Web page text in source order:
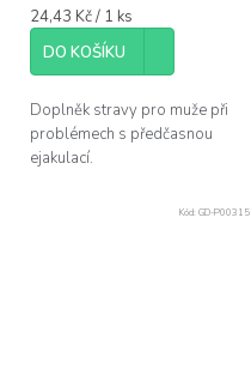
Měrná
cena:
24,43 Kč / 1 ks
DO KOŠÍKU
Doplněk stravy pro muže při
problémech s předčasnou
ejakulací.
Kód: GD-P00315